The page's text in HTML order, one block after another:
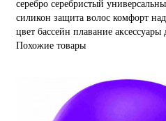
серебро серебристый
силикон защита волос комфорт
цвет бассейн плавание аксессуары
Похожие товары